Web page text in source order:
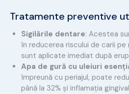
Tratamente preventive
Sigilările dentare: Acestea
în reducerea riscului de carii pe
sunt aplicate imediat după
Apa de gură cu uleiuri
împreună cu periajul, poate
până la 32% și inflamația